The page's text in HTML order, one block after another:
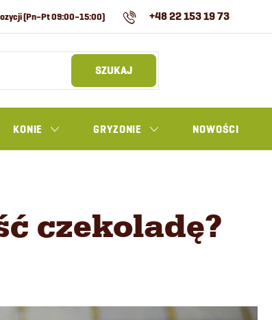
+48 22 153 19 73
SZUKAJ
KONIE GRYZONIE NOWOŚCI
czekoladę?